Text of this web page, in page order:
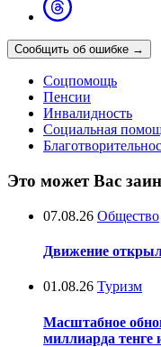
Сообщить об ошибке →
Соцпомощь
Пенсии
Инвалидность
Социальная
Это может Вас
07.08.26 Общество
Движение
01.08.26 Туризм
Масштабное
миллиарда тенге